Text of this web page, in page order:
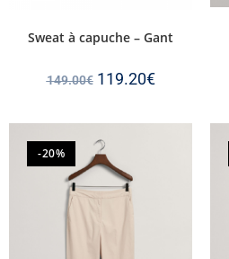
Sweat à capuche – Gant
149.00€ 119.20€
-20%